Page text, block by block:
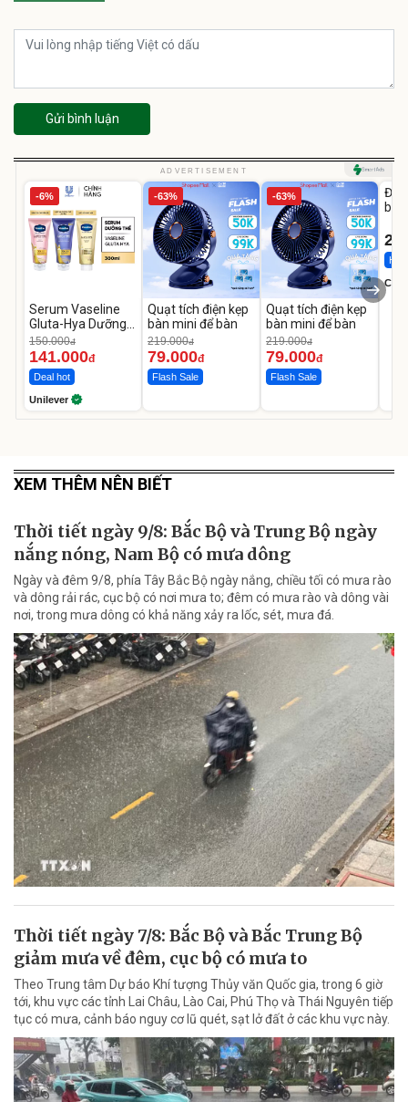
Gửi bình luận
ADVERTISEMENT
-6%
Serum Vaseline
Gluta-Hya Dưỡng
Da Sáng Mịn Sau 7
Ngày
150.000đ
141.000đ
Deal hot
Unilever
-63%
Quạt tích điện kẹp
bàn mini để bàn
219.000đ
79.000đ
Flash Sale
-63%
Quạt tích điện kẹp
bàn mini để bàn
219.000đ
79.000đ
Flash Sale
Đai
bé
Hot
XEM THÊM NÊN BIẾT
Thời tiết ngày 9/8: Bắc Bộ và Trung Bộ ngày
nắng nóng, Nam Bộ có mưa dông
Ngày và đêm 9/8, phía Tây Bắc Bộ ngày nắng, chiều tối có mưa rào
và dông rải rác, cục bộ có nơi mưa to; đêm có mưa rào và dông vài
nơi, trong mưa dông có khả năng xảy ra lốc, sét, mưa đá.
Thời tiết ngày 7/8: Bắc Bộ và Bắc Trung Bộ
giảm mưa về đêm, cục bộ có mưa to
Theo Trung tâm Dự báo Khí tượng Thủy văn Quốc gia, trong 6 giờ
tới, khu vực các tỉnh Lai Châu, Lào Cai, Phú Thọ và Thái Nguyên tiếp
tục có mưa, cảnh báo nguy cơ lũ quét, sạt lở đất ở các khu vực này.